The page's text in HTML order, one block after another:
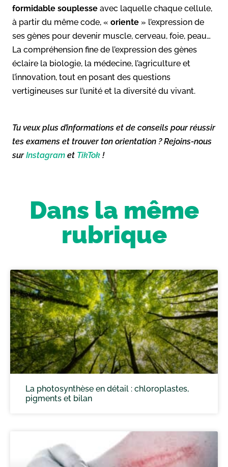
formidable souplesse avec laquelle chaque cellule,
à partir du même code, « oriente » l’expression de
ses gènes pour devenir muscle, cerveau, foie, peau…
La compréhension fine de l’expression des gènes
éclaire la biologie, la médecine, l’agriculture et
l’innovation, tout en posant des questions
vertigineuses sur l’unité et la diversité du vivant.
Tu veux plus d’informations et de conseils pour réussir
tes examens et trouver ton orientation ? Rejoins-nous
surInstagram et TikTok !
Dans la même
rubrique
La photosynthèse en détail : chloroplastes,
pigments et bilan